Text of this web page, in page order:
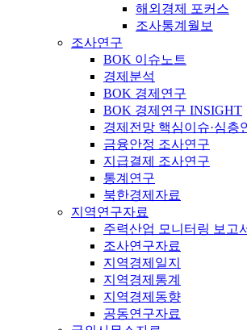
해외경제 포커스
조사통계월보
조사연구
BOK 이슈노트
경제분석
BOK 경제연구
BOK 경제연구 INSIGHT
경제전망 핵심이슈·심층
금융안정 조사연구
지급결제 조사연구
통계연구
북한경제자료
지역연구자료
주력산업 모니터링 보고
조사연구자료
지역경제일지
지역경제통계
지역경제동향
공동연구자료